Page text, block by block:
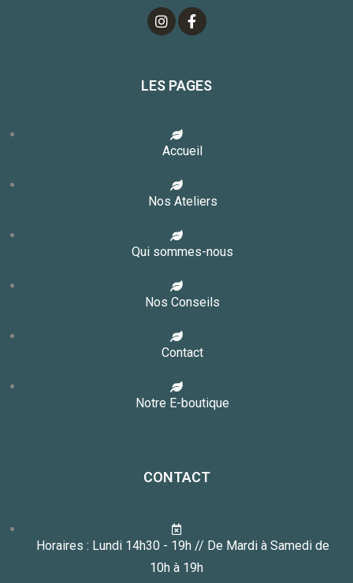
LES PAGES
Accueil
Nos Ateliers
Qui sommes-nous
Nos Conseils
Contact
Notre E-boutique
CONTACT
Horaires : Lundi 14h30 - 19h // De Mardi à Samedi de
10h à 19h